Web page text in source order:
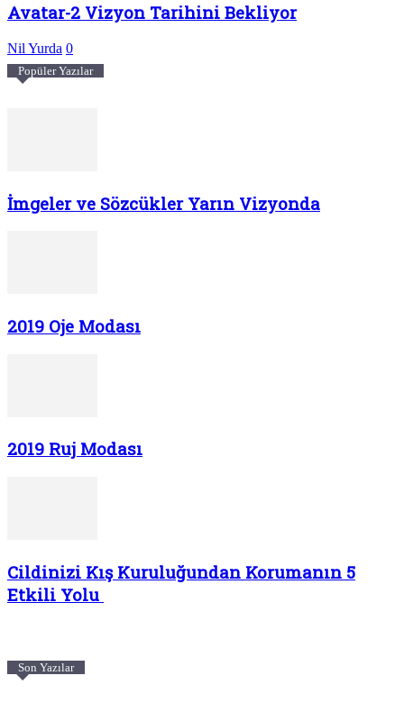
Avatar-2 Vizyon Tarihini Bekliyor
Nil Yurda 0
Popüler Yazılar
İmgeler ve Sözcükler Yarın Vizyonda
2019 Oje Modası
2019 Ruj Modası
Cildinizi Kış Kuruluğundan Korumanın 5
Etkili Yolu
Son Yazılar